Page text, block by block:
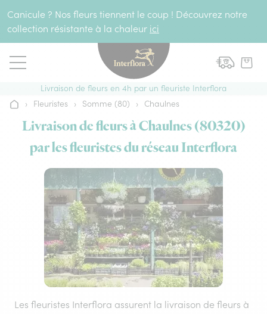
Canicule ? Nos fleurs tiennent le coup ! Découvrez notre
collection résistante à la chaleur ici
Livraison de fleurs en 4h par un fleuriste Interflora
Accueil
› Fleuristes › Somme (80) › Chaulnes
Livraison de fleurs à Chaulnes (80320)
par les fleuristes du réseau Interflora
Les fleuristes Interflora assurent la livraison de fleurs à